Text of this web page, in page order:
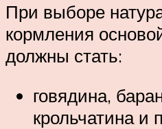
При выборе
кормления
должны стать:
говядина,
крольчатина и